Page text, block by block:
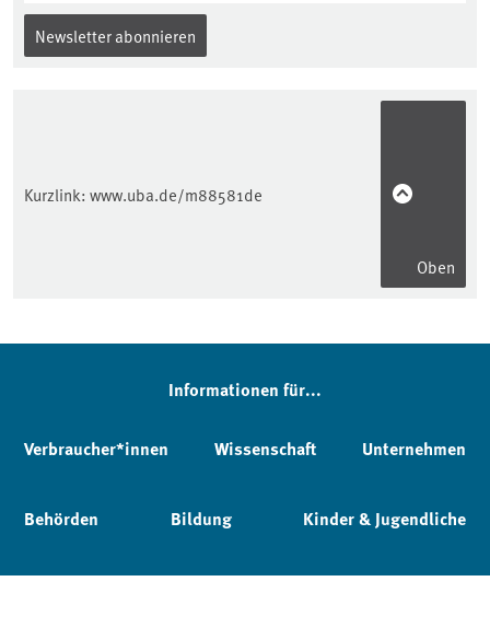
Newsletter abonnieren
Kurzlink: www.uba.de/m88581de
Oben
Informationen für...
Verbraucher*innen Wissenschaft Unternehmen
Behörden Bildung Kinder & Jugendliche